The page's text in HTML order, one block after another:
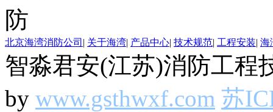
北京海湾消防公司 | 关于海湾| 产品中心| 技术规范| 工程安装| 海
智淼君安(江苏)消防工程
by www.gsthwxf.com 苏